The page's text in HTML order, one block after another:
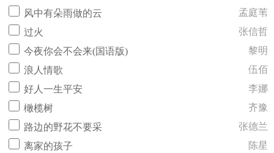
风中有朵雨做的云
孟庭苇
过火
张信哲
今夜你会不会来(国语版)
黎明
浪人情歌
伍佰
好人一生平安
李娜
橄榄树
齐豫
路边的野花不要采
张德兰
离家的孩子
陈星